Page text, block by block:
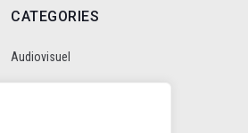
CATEGORIES
Audiovisuel